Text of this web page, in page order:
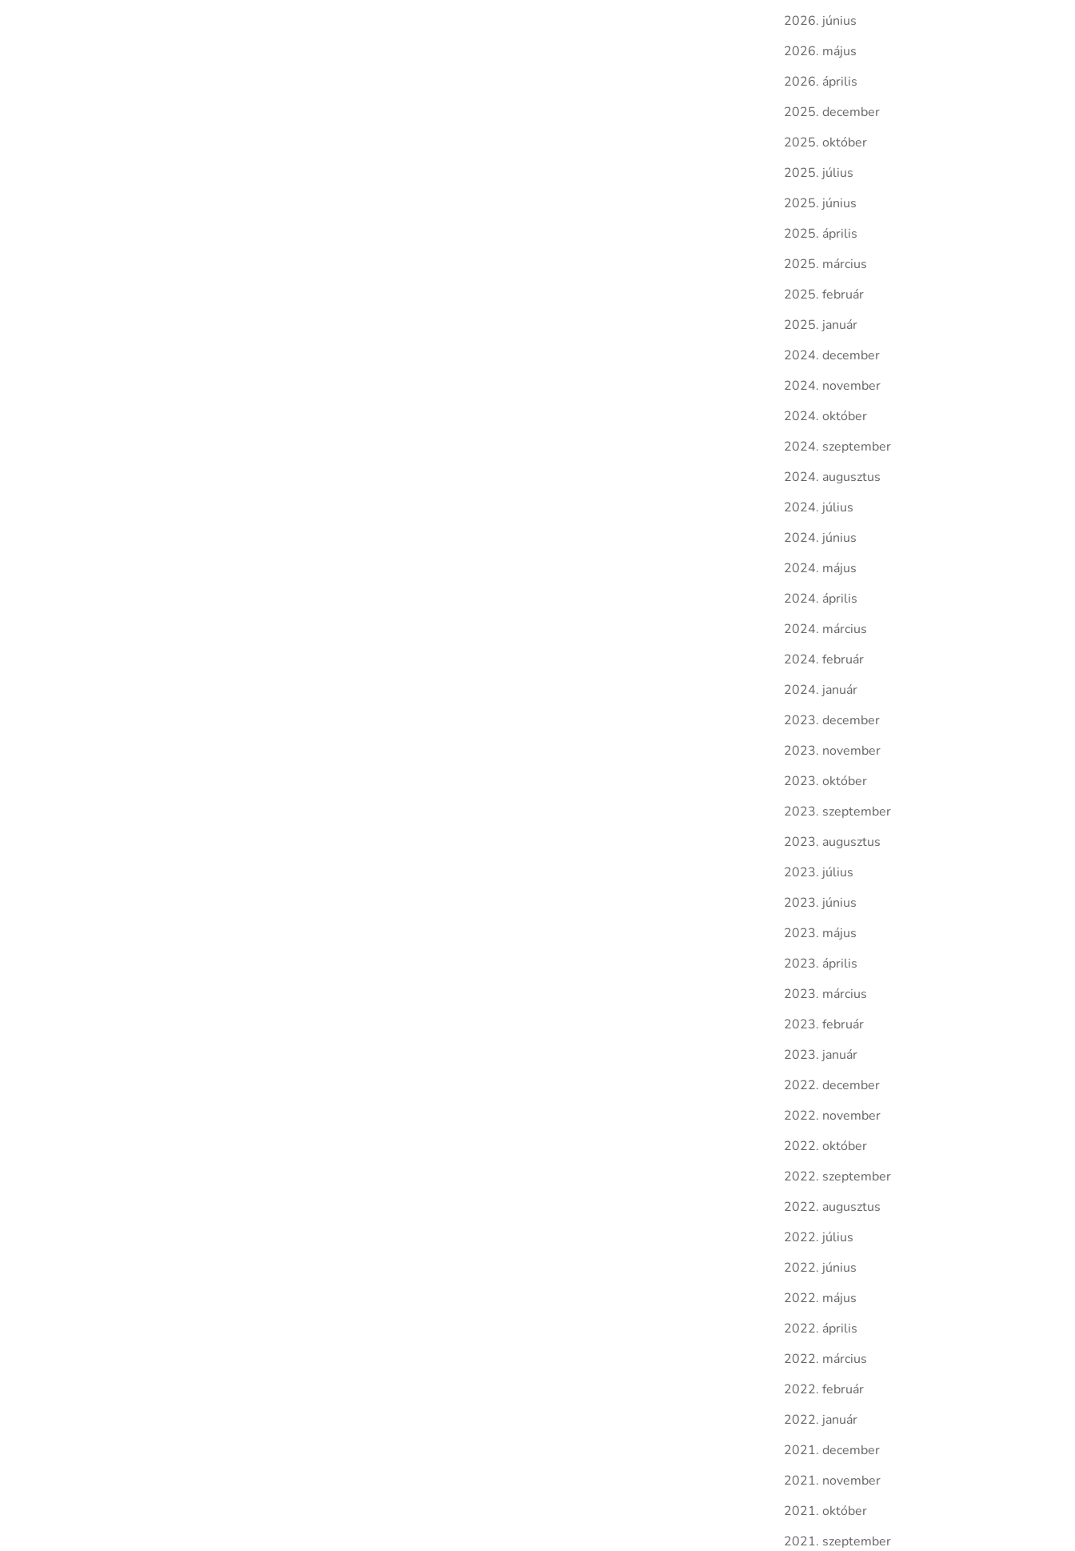
2026. június
2026. május
2026. április
2025. december
2025. október
2025. július
2025. június
2025. április
2025. március
2025. február
2025. január
2024. december
2024. november
2024. október
2024. szeptember
2024. augusztus
2024. július
2024. június
2024. május
2024. április
2024. március
2024. február
2024. január
2023. december
2023. november
2023. október
2023. szeptember
2023. augusztus
2023. július
2023. június
2023. május
2023. április
2023. március
2023. február
2023. január
2022. december
2022. november
2022. október
2022. szeptember
2022. augusztus
2022. július
2022. június
2022. május
2022. április
2022. március
2022. február
2022. január
2021. december
2021. november
2021. október
2021. szeptember